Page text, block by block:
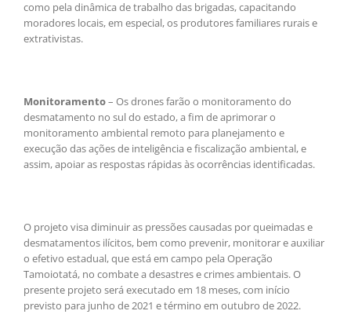
como pela dinâmica de trabalho das brigadas, capacitando
moradores locais, em especial, os produtores familiares rurais e
extrativistas.
Monitoramento– Os drones farão o monitoramento do
desmatamento no sul do estado, a fim de aprimorar o
monitoramento ambiental remoto para planejamento e
execução das ações de inteligência e fiscalização ambiental, e
assim, apoiar as respostas rápidas às ocorrências identificadas.
O projeto visa diminuir as pressões causadas por queimadas e
desmatamentos ilícitos, bem como prevenir, monitorar e auxiliar
o efetivo estadual, que está em campo pela Operação
Tamoiotatá, no combate a desastres e crimes ambientais. O
presente projeto será executado em 18 meses, com início
previsto para junho de 2021 e término em outubro de 2022.